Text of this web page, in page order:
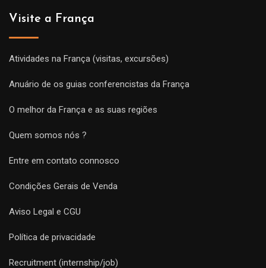
Visite a França
Atividades na França (visitas, excursões)
Anuário de os guias conferencistas da França
O melhor da França e as suas regiões
Quem somos nós ?
Entre em contato connosco
Condições Gerais de Venda
Aviso Legal e CGU
Política de privacidade
Recruitment (internship/job)